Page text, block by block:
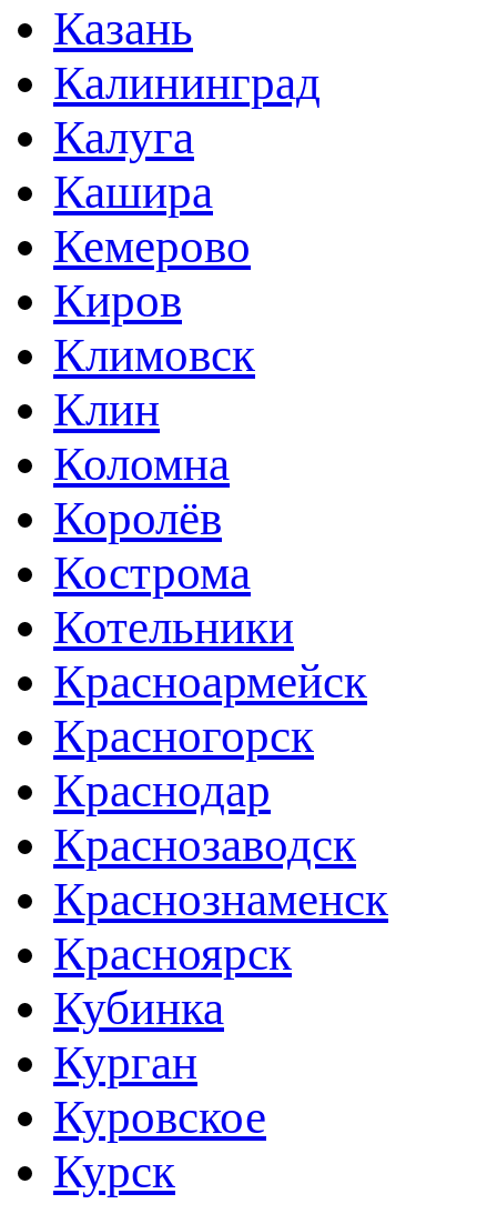
Казань
Калининград
Калуга
Кашира
Кемерово
Киров
Климовск
Клин
Коломна
Королёв
Кострома
Котельники
Красноармейск
Красногорск
Краснодар
Краснозаводск
Краснознаменск
Красноярск
Кубинка
Курган
Куровское
Курск